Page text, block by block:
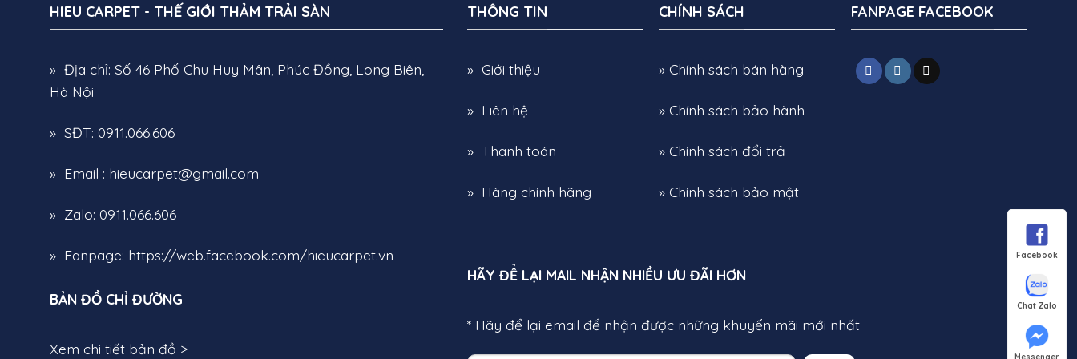
Hotline: 0911066606
Zalo/Viber/Wechat: 0911066606 (Dành cho đại lý và CTV)
HIEU CARPET - THẾ GIỚI THẢM TRẢI SÀN
» Địa chỉ: Số 46 Phố Chu Huy Mân, Phúc Đồng, Long Biên,
Hà Nội
» SĐT: 0911.066.606
» Email : hieucarpet@gmail.com
» Zalo: 0911.066.606
» Fanpage: https://web.facebook.com/hieucarpet.vn
BẢN ĐỒ CHỈ ĐƯỜNG
Xem chi tiết bản đồ >
THÔNG TIN
» Giới thiệu
» Liên hệ
» Thanh toán
» Hàng chính hãng
CHÍNH SÁCH
» Chính sách bán hàng
» Chính sách bảo hành
» Chính sách đổi trả
» Chính sách bảo mật
FANPAGE FACEBOOK
HÃY ĐỂ LẠI MAIL NHẬN NHIỀU ƯU ĐÃI HƠN
* Hãy để lại email để nhận được những khuyến mãi mới nhất
Facebook
Chat Zalo
Messenger